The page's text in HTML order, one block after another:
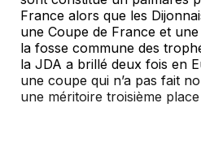
France alors que les
une Coupe de France et
la fosse commune des
la JDA a brillé deux fois en
une coupe qui n’a pas fait
une méritoire troisième